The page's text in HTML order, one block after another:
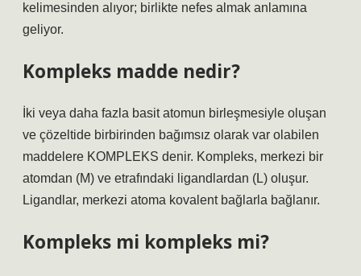
kelimesinden alıyor; birlikte nefes almak anlamına
geliyor.
Kompleks madde nedir?
İki veya daha fazla basit atomun birleşmesiyle oluşan
ve çözeltide birbirinden bağımsız olarak var olabilen
maddelere KOMPLEKS denir. Kompleks, merkezi bir
atomdan (M) ve etrafındaki ligandlardan (L) oluşur.
Ligandlar, merkezi atoma kovalent bağlarla bağlanır.
Kompleks mi kompleks mi?